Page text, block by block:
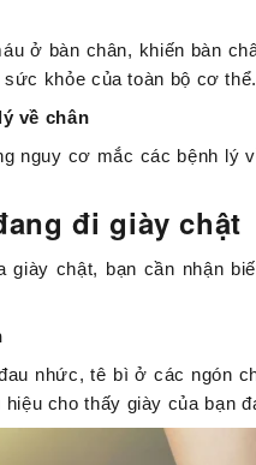
ở bàn chân, khiến bàn
khỏe của toàn bộ cơ thể.
về chân
nguy cơ mắc các bệnh lý
đi giày chật
giày chật, bạn cần nhận
nhức, tê bì ở các ngón
cho thấy giày của bạn